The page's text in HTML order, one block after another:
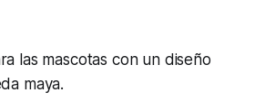
las mascotas con un diseño
maya.